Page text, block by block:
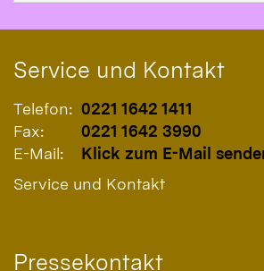
Service und Kontakt
Telefon: 0221 1642 1411
Fax:
0221 1642 3990
E-Mail:
Klick zum E-Mail
Service und Kontakt
Pressekontakt